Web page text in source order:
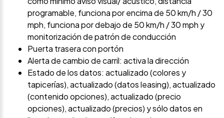
programable, funciona por encima de 50 km/h / 30
mph, funciona por debajo de 50 km/h / 30 mph y
monitorización de patrón de conducción
Puerta trasera con portón
Alerta de cambio de carril: activa la dirección
Estado de los datos: actualizado (colores y
tapicerías), actualizado (datos leasing), actualizado
(contenido opciones), actualizado (precio
opciones), actualizado (precios) y sólo datos en